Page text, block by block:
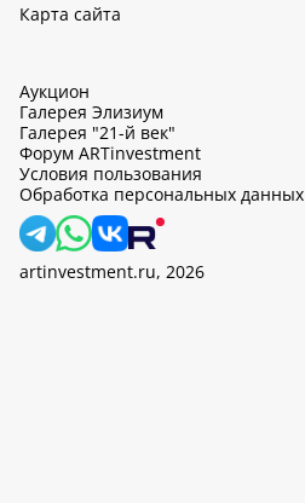
Карта сайта
Аукцион
Галерея Элизиум
Галерея "21-й век"
Форум ARTinvestment
Условия пользования
Обработка персональных данных
artinvestment.ru, 2026